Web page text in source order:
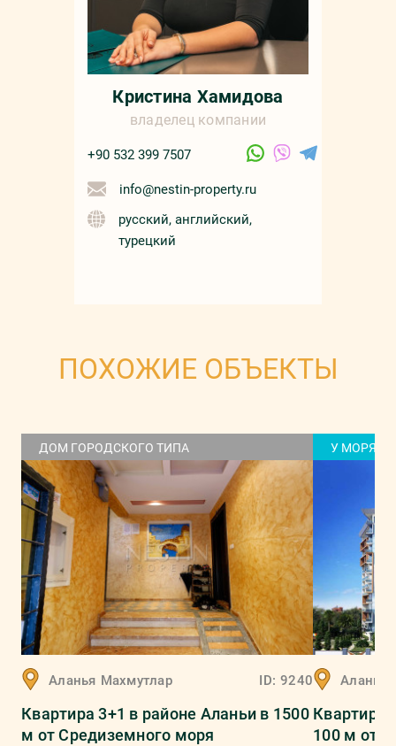
Кристина Хамидова
владелец компании
+90 532 399 7507
info@nestin-property.ru
русский, английский,
турецкий
ПОХОЖИЕ ОБЪЕКТЫ
ДОМ ГОРОДСКОГО ТИПА
Аланья Махмутлар ID: 9240
Квартира 3+1 в районе Аланьи в 1500
м от Средиземного моря
У МОРЯ
Аланья
Квартира
100 м от